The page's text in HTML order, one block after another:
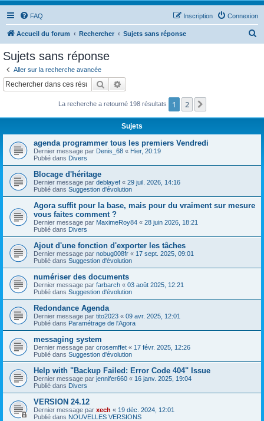
FAQ Connexion
Inscription
Accueil du forum Rechercher Sujets sans réponse
c
Sujets sans réponse
Aller sur la recherche avancée
Rechercher
La recherche a retourné 198 résultats 1 2
Sujets
agenda programmer tous les premiers Vendredi
Dernier message par Denis_68 « Hier, 20:19
Publié dans Divers
Blocage d'héritage
Dernier message par deblayef « 29 juil. 2026, 14:16
Publié dans Suggestion d'évolution
Agora suffit pour la base, mais pour du vraiment sur mesure
vous faites comment ?
Dernier message par MaximeRoy84 « 28 juin 2026, 18:21
Publié dans Divers
Ajout d'une fonction d'exporter les tâches
Dernier message par nobug008fr « 17 sept. 2025, 09:01
Publié dans Suggestion d'évolution
numériser des documents
Dernier message par farbarch « 03 août 2025, 12:21
Publié dans Suggestion d'évolution
Redondance Agenda
Dernier message par tito2023 « 09 avr. 2025, 12:01
Publié dans Paramétrage de l'Agora
messaging system
Dernier message par crosemffet « 17 févr. 2025, 12:26
Publié dans Suggestion d'évolution
Help with "Backup Failed: Error Code 404" Issue
Dernier message par jennifer660 « 16 janv. 2025, 19:04
Publié dans Divers
VERSION 24.12
Dernier message par xech « 19 déc. 2024, 12:01
Publié dans NOUVELLES VERSIONS